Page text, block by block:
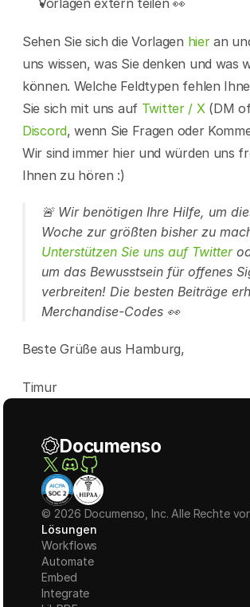
Vorlagen extern teilen 👀
Sehen Sie sich die Vorlagen hier an
uns wissen, was Sie denken und was
können. Welche Feldtypen fehlen
Sie sich mit uns auf Twitter / X
Discord, wenn Sie Fragen oder
Wir sind immer hier und würden uns
Ihnen zu hören :)
🚨 Wir benötigen Ihre Hilfe, um
Unterstützen Sie uns auf Twitter
um das Bewusstsein für offenes
verbreiten! Die besten Beiträge
Merchandise-Codes 👀
Beste Grüße aus Hamburg,
Timur
Documenso
© 2026 Documenso, Inc. Alle Rechte
Lösungen
Workflows
Automate
Embed
Integrate